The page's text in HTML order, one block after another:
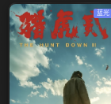
蓝光